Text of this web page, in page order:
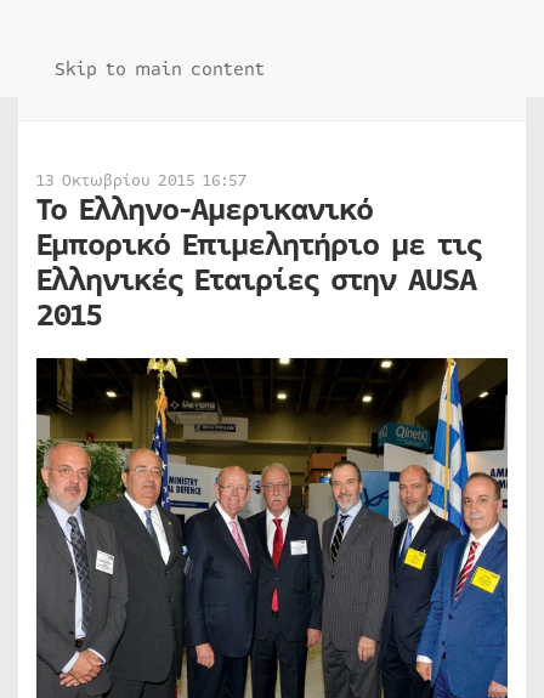
Skip to main content
13 Οκτωβρίου 2015 16:57
Το Ελληνο-Αμερικανικό
Εμπορικό Επιμελητήριο με τις
Ελληνικές Εταιρίες στην AUSA
2015